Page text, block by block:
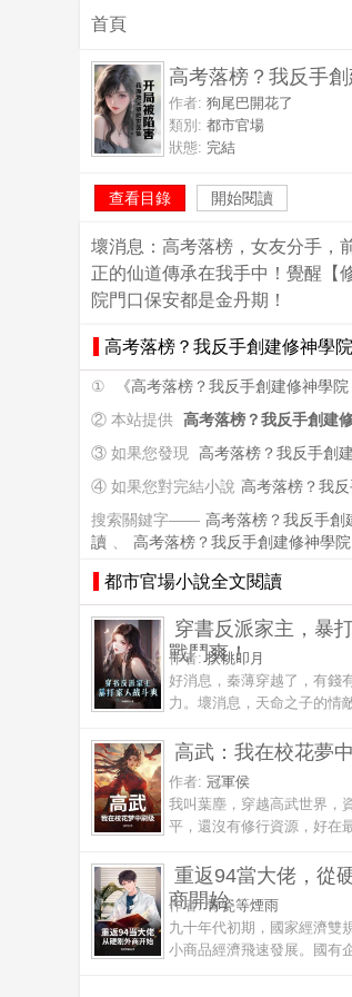
首頁
高考落榜？我反手創
作者: 狗尾巴開花了
類別: 都市官場
狀態: 完結
查看目錄 開始閱讀
壞消息：高考落榜，女友分手，
正的仙道傳承在我手中！覺醒【
院門口保安都是金丹期！
高考落榜？我反手創建修神學
① 《高考落榜？我反手創建修神學院
② 本站提供
高考落榜？我反手創建
③ 如果您發現
高考落榜？我反手創
④ 如果您對完結小說 高考落榜？我
搜索關鍵字—— 高考落榜？我反手創
讀 、 高考落榜？我反手創建修神學
都市官場小說全文閱讀
穿書反派家主，暴
戰鬥爽！
作者:扶桃叩月
好消息，秦薄穿越了，有錢
力。壞消息，天命之子的情
高武：我在校花夢
作者: 冠軍侯
我叫葉塵，穿越高武世界，
平，還沒有修行資源，好在
重返94當大佬，從
商開始
作者:青瓷等煙雨
九十年代初期，國家經濟雙
小商品經濟飛速發展。國有